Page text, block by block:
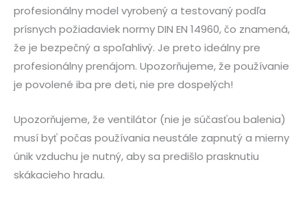
profesionálny model vyrobený a testovaný podľa
prísnych požiadaviek normy DIN EN 14960, čo znamená,
že je bezpečný a spoľahlivý. Je preto ideálny pre
profesionálny prenájom. Upozorňujeme, že používanie
je povolené iba pre deti, nie pre dospelých!
Upozorňujeme, že ventilátor (nie je súčasťou balenia)
musí byť počas používania neustále zapnutý a mierny
únik vzduchu je nutný, aby sa predišlo prasknutiu
skákacieho hradu.